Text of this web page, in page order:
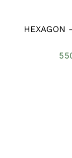
HEXAGON